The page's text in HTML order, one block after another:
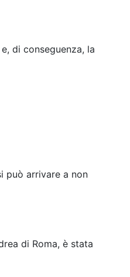
di conseguenza, la
può arrivare a non
di Roma, è stata